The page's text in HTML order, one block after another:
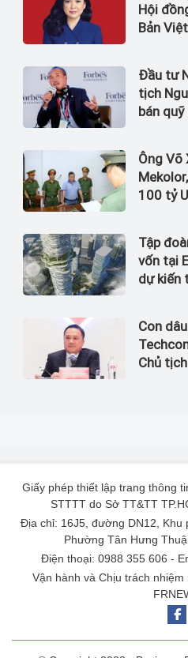
Hội
Bản
Đầu tư
tịch
bán
Ông Võ
100 tỷ
Tập
vốn tại
dự kiến
Con
Chủ
Giấy phép thiết lập trang thông
STTTT do Sở TT&TT
Địa chỉ: 16J5, đường DN12, Khu
Phường Tân Hưng
Điện thoại: 0988 355 606 -
Vận hành và Chịu trách